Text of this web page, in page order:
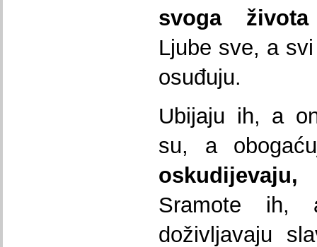
svogaživota
Ljube sve, a
osuđuju.
Ubijaju ih, a
su, a
Sramote
doživljavaju